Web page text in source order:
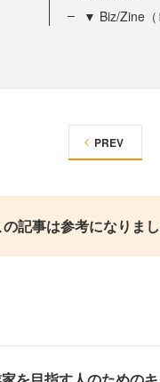
▼ Biz/Zine（
PREV
の記事は参考になりま